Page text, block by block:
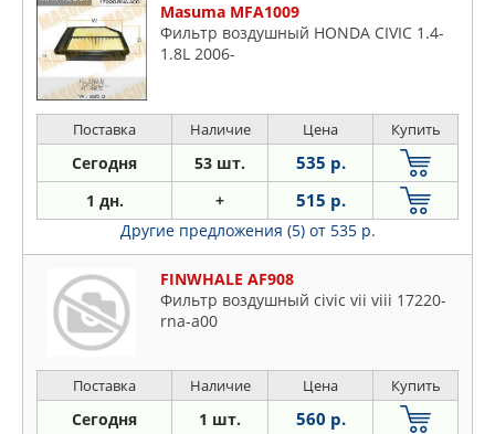
Masuma MFA1009
Фильтр воздушный HONDA CIVIC 1.4-
1.8L 2006-
Поставка Наличие Цена Купить
Сегодня 53 шт. 535 р.
1 дн. + 515 р.
Другие предложения (5) от 535 р.
FINWHALE AF908
Фильтр воздушный civic vii viii 17220-
rna-a00
Поставка Наличие Цена Купить
Сегодня 1 шт. 560 р.